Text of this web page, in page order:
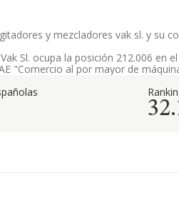
y mezcladores vak sl. y su
Sl. ocupa la posición 212.006 en el
"Comercio al por mayor de